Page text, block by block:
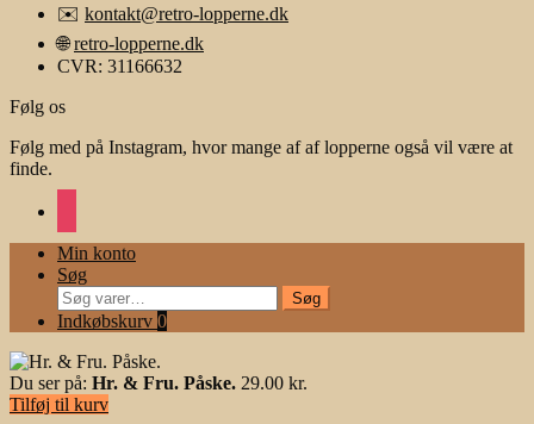
✉️ kontakt@retro-lopperne.dk
🌐retro-lopperne.dk
CVR: 31166632
Følg os
Følg med på Instagram, hvor mange af af lopperne også vil være at
finde.
Min konto
Søg
Søg
efter:
Søg
Indkøbskurv 0
Du ser på: Hr. & Fru. Påske. 29.00 kr.
Tilføj til kurv